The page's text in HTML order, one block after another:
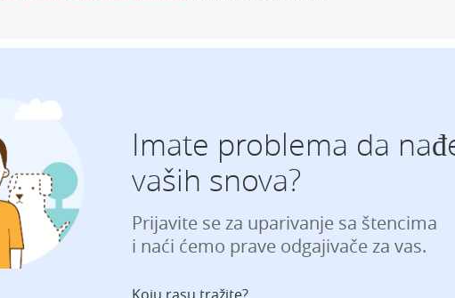
Imate problema da
vaših snova?
Prijavite se za uparivanje sa štencima
i naći ćemo prave odgajivače za vas.